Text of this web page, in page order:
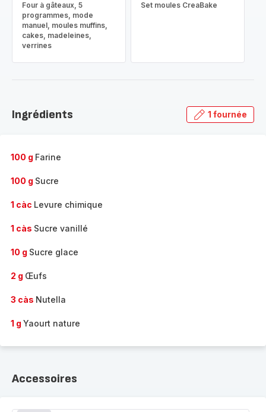
Four à gâteaux, 5
programmes, mode
manuel, moules muffins,
cakes, madeleines,
verrines
Set moules CreaBake
Ingrédients 1 fournée
100 g Farine
100 g Sucre
1 càc Levure chimique
1 càs Sucre vanillé
10 g Sucre glace
2 g Œufs
3 càs Nutella
1 g Yaourt nature
Accessoires